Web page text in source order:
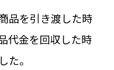
品を引き渡した時
代金を回収した時
た。